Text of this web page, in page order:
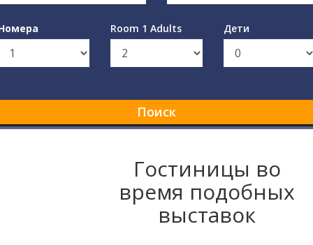
Room 1 Adults Дети
Поиск
Гостиницы во
время подобных
выставок